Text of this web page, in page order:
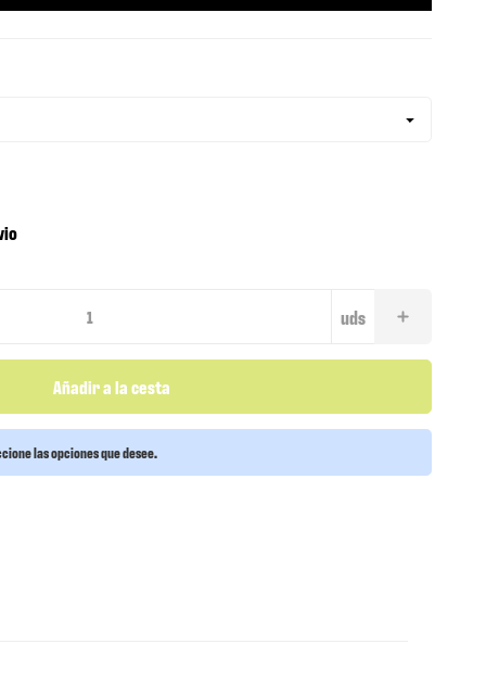
uds
Añadir a la cesta
las opciones que desee.